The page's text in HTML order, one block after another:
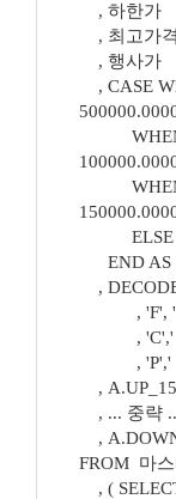
, 하한가
, 최고가격
, 행사가
, CASE
WHEN
WHEN
ELSE
END AS
,
, 'F', '
, 'C','
, 'P','
, A.UP_15
, ... 중략
,
FROM 마
, (